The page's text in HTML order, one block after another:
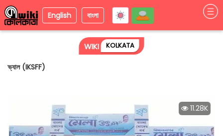
English বাংলা
WIKI KOLKATA
বিশ্ব পরিবেশ দিবসে পরিবেশ রক্ষার বার্তা ছড়াল আন্তর্জাতিক কলকাতা শর্ট ফিল্ম ফেস্টিভ্যাল
11.28K